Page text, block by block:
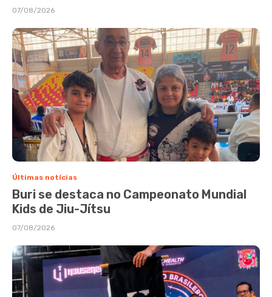
07/08/2026
Últimas notícias
Buri se destaca no Campeonato Mundial
Kids de Jiu-Jítsu
07/08/2026